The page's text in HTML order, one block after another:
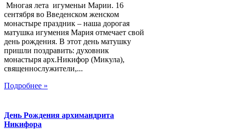
Многая лета игуменьи Марии. 16
сентября во Введенском женском
монастыре праздник – наша дорогая
матушка игумения Мария отмечает свой
день рождения. В этот день матушку
пришли поздравить: духовник
монастыря арх.Никифор (Микула),
священнослужители,...
Подробнее »
День Рождения архимандрита
Никифора